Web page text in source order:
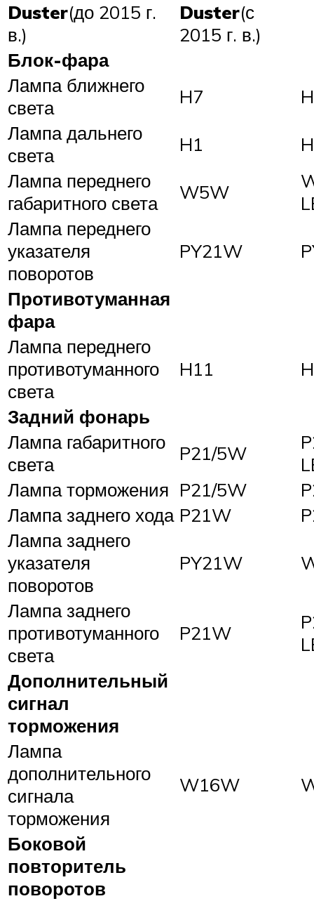
Duster(до 2015 г.
в.)
Duster(с
2015 г. в.)
Блок-фара
Лампа ближнего
света
H7
Лампа дальнего
света
H1
Лампа переднего
габаритного света
W5W
Лампа переднего
указателя
поворотов
PY21W
Противотуманная
фара
Лампа переднего
противотуманного
света
H11
Задний фонарь
Лампа габаритного
света
P21/5W
Лампа торможения P21/5W
Лампа заднего хода P21W
Лампа заднего
указателя
поворотов
PY21W
Лампа заднего
противотуманного
света
P21W
Дополнительный
сигнал
торможения
Лампа
дополнительного
сигнала
торможения
W16W
Боковой
повторитель
поворотов